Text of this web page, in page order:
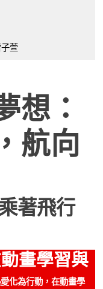
子萱
想：
航向
著飛行
畫學習與
化為行動，在動畫學